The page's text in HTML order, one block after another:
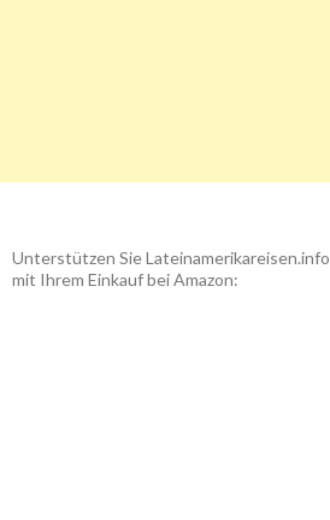
Unterstützen Sie Lateinamerikareisen.info
mit Ihrem Einkauf bei Amazon: